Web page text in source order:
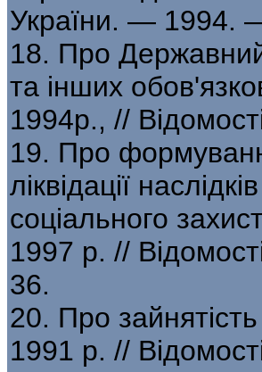
України. — 1994.
18. Про Державний
та інших
1994р., //
19. Про
ліквідації
соціального
1997 р. //
36.
20. Про
1991 р. //